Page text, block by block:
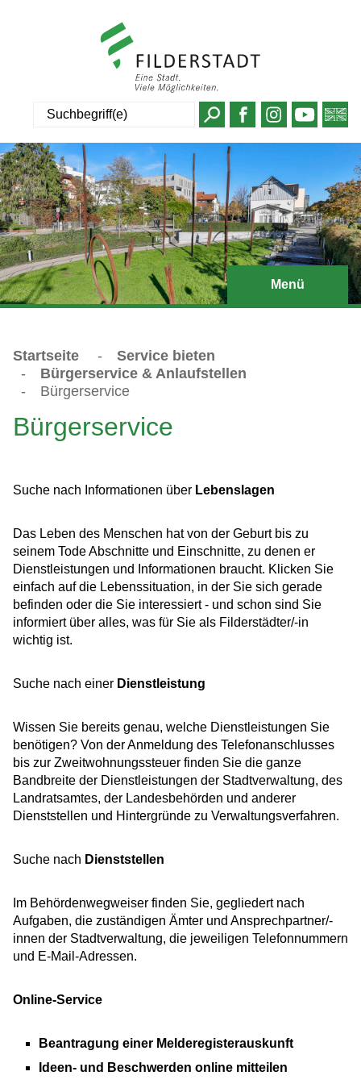
Menü
Startseite -
Service bieten
-
Bürgerservice & Anlaufstellen
-
Bürgerservice
Bürgerservice
Suche nach Informationen über Lebenslagen
Das Leben des Menschen hat von der Geburt bis zu
seinem Tode Abschnitte und Einschnitte, zu denen er
Dienstleistungen und Informationen braucht. Klicken Sie
einfach auf die Lebenssituation, in der Sie sich gerade
befinden oder die Sie interessiert - und schon sind Sie
informiert über alles, was für Sie als Filderstädter/-in
wichtig ist.
Suche nach einer Dienstleistung
Wissen Sie bereits genau, welche Dienstleistungen Sie
benötigen? Von der Anmeldung des Telefonanschlusses
bis zur Zweitwohnungssteuer finden Sie die ganze
Bandbreite der Dienstleistungen der Stadtverwaltung, des
Landratsamtes, der Landesbehörden und anderer
Dienststellen und Hintergründe zu Verwaltungsverfahren.
Suche nach Dienststellen
Im Behördenwegweiser finden Sie, gegliedert nach
Aufgaben, die zuständigen Ämter und Ansprechpartner/-
innen der Stadtverwaltung, die jeweiligen Telefonnummern
und E-Mail-Adressen.
Online-Service
Beantragung einer Melderegisterauskunft
Ideen- und Beschwerden online mitteilen